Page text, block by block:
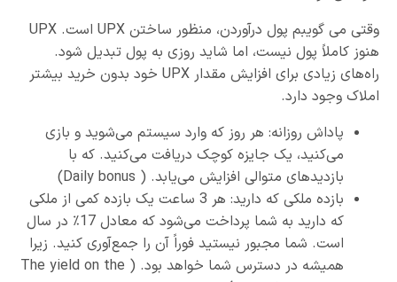
وقتی می گویبم پول درآوردن، منظور ساختن UPX است. UPX
هنوز کاملاً پول نیست، اما شاید روزی به پول تبدیل شود.
راه‌های زیادی برای افزایش مقدار UPX خود بدون خرید بیشتر
املاک وجود دارد.
پاداش روزانه: هر روز که وارد سیستم می‌شوید و بازی
می‌کنید، یک جایزه کوچک دریافت می‌کنید. که با
بازدید‌های متوالی افزایش می‌یابد. ( Daily bonus)
بازده ملکی که دارید: هر 3 ساعت یک بازده کمی از ملکی
که دارید به شما پرداخت می‌شود که معادل 17٪ در سال
است. شما مجبور نیستید فوراً آن را جمع‌آوری کنید. زیرا
همیشه در دسترس شما خواهد بود. ( The yield on the